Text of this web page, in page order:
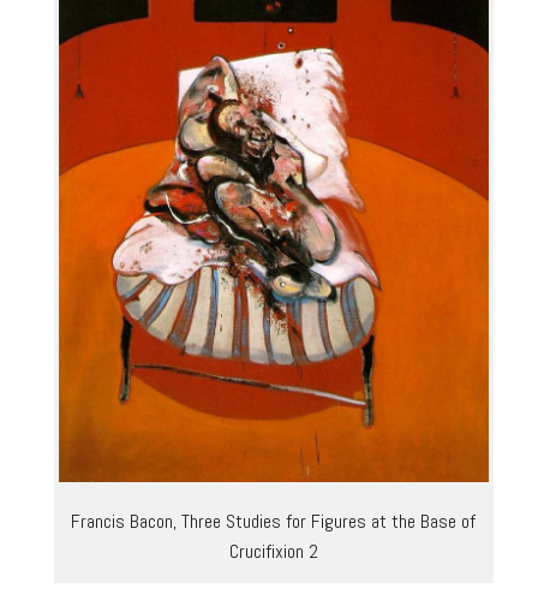
Francis Bacon, Three Studies for Figures at the Base of
Crucifixion 2